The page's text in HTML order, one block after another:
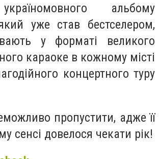
альбому
уже став бестселером,
у форматі великого
караоке в кожному місті
концертного туру
пропустити, адже її
сенсі довелося чекати рік!